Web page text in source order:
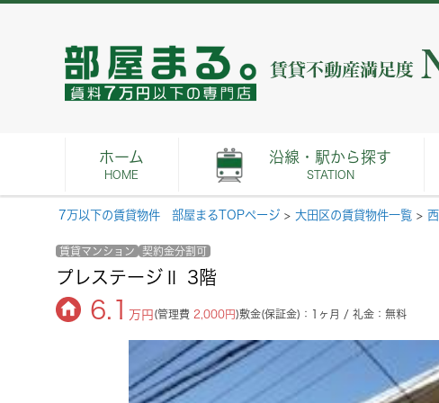
ホーム
HOME
沿線・駅から探す
STATION
7万以下の賃貸物件 部屋まるTOPページ > 大田区の賃貸物件一覧 >
賃貸マンション 契約金分割可
プレステージⅡ 3階
6.1 万円 (管理費 2,000円)敷金(保証金)：1ヶ月 / 礼金：無料